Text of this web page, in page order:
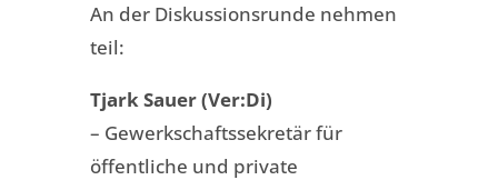
An der Diskussionsrunde nehmen
teil:
Tjark Sauer (Ver:Di)
– Gewerkschaftssekretär für
öffentliche und private